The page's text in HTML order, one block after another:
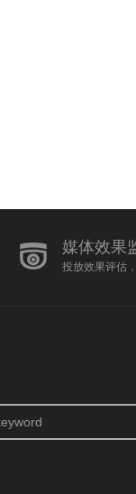
媒体效果
投放效果评估